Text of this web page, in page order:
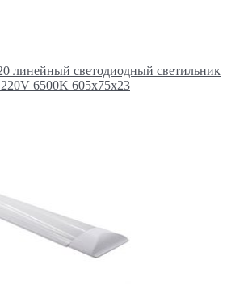
линейный светодиодный светильник
6500K 605x75x23